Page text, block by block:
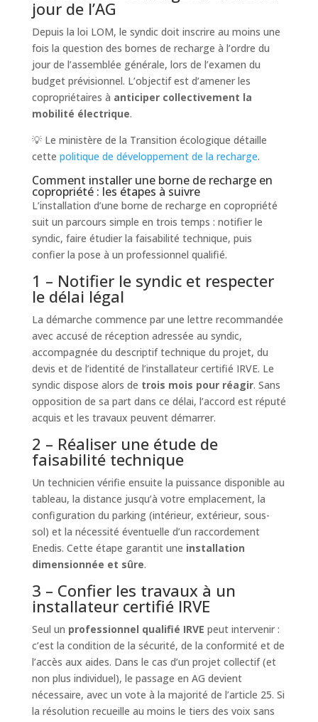
jour de l’AG
Depuis la loi LOM, le syndic doit inscrire au moins une
fois la question des bornes de recharge à l’ordre du
jour de l’assemblée générale, lors de l’examen du
budget prévisionnel. L’objectif est d’amener les
copropriétaires à anticiper collectivement la
mobilité électrique.
💡 Le ministère de la Transition écologique détaille
cette politique de développement de la recharge.
Comment installer une borne de recharge en
copropriété : les étapes à suivre
L’installation d’une borne de recharge en copropriété
suit un parcours simple en trois temps : notifier le
syndic, faire étudier la faisabilité technique, puis
confier la pose à un professionnel qualifié.
1 – Notifier le syndic et respecter
le délai légal
La démarche commence par une lettre recommandée
avec accusé de réception adressée au syndic,
accompagnée du descriptif technique du projet, du
devis et de l’identité de l’installateur certifié IRVE. Le
syndic dispose alors de trois mois pour réagir. Sans
opposition de sa part dans ce délai, l’accord est réputé
acquis et les travaux peuvent démarrer.
2 – Réaliser une étude de
faisabilité technique
Un technicien vérifie ensuite la puissance disponible au
tableau, la distance jusqu’à votre emplacement, la
configuration du parking (intérieur, extérieur, sous-
sol) et la nécessité éventuelle d’un raccordement
Enedis. Cette étape garantit une installation
dimensionnée et sûre.
3 – Confier les travaux à un
installateur certifié IRVE
Seul un professionnel qualifié IRVE peut intervenir :
c’est la condition de la sécurité, de la conformité et de
l’accès aux aides. Dans le cas d’un projet collectif (et
non plus individuel), le passage en AG devient
nécessaire, avec un vote à la majorité de l’article 25. Si
la résolution recueille au moins le tiers des voix sans